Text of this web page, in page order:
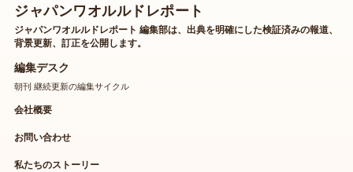
ジャパンワオルルドレポート
ジャパンワオルルドレポート 編集部は、出典を明確にした検証済みの報道、
背景更新、訂正を公開します。
編集デスク
朝刊 継続更新の編集サイクル
会社概要
お問い合わせ
私たちのストーリー